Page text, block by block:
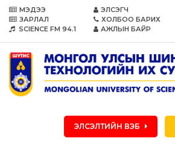
МЭДЭЭ
ЗАРЛАЛ
SCIENCE FM 94.1
ЭЛСЭГЧ
ХОЛБОО БАРИХ
АЖЛЫН БАЙР
ЭЛСЭЛТИЙН ВЭБ